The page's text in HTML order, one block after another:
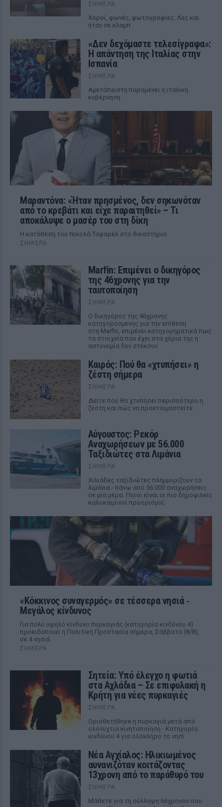
ΣΉΜΕΡΑ
Χοροί, φωνές, φωτογραφίες: Λες και
ήταν σε κλαμπ
«Δεν δεχόμαστε τελεσίγραφα»:
Η απάντηση της Ιταλίας στην
Ισπανία
ΣΉΜΕΡΑ
Αμετάπειστη παραμένει η ιταλική
κυβέρνηση
Μαραντόνα: «Ήταν πρησμένος, δεν σηκωνόταν
από το κρεβάτι και είχε παραιτηθεί» – Τι
αποκάλυψε ο μασέρ του στη δίκη
Η κατάθεση του Νικολά Ταφαρέλ στο δικαστήριο
ΣΉΜΕΡΑ
Marfin: Επιμένει ο δικηγόρος
της 46χρονης για την
ταυτοποίηση
ΣΉΜΕΡΑ
Ο δικηγόρος της 46χρονης
κατηγορούμενης για την επίθεση
στη Marfin, επιμένει κατηγορηματικά πως
τα στοιχεία που έχει στα χέρια της η
αστυνομία δεν στέκουν.
Καιρός: Πού θα «χτυπήσει» η
ζέστη σήμερα
ΣΉΜΕΡΑ
Δείτε πού θα χτυπήσει περισσότερο η
ζέστη και πώς να προετοιμαστείτε
Αύγουστος: Ρεκόρ
Αναχωρήσεων με 56.000
Ταξιδιώτες στα Λιμάνια
ΣΉΜΕΡΑ
Χιλιάδες ταξιδιώτες πλημμυρίζουν τα
λιμάνια - πάνω από 56.000 αναχωρήσεις
σε μία μέρα. Ποιοι είναι οι πιο δημοφιλείς
καλοκαιρινοί προορισμοί;
«Κόκκινος συναγερμός» σε τέσσερα νησιά ‑
Μεγάλος κίνδυνος
Για πολύ υψηλό κίνδυνο πυρκαγιάς (κατηγορία κινδύνου 4)
προειδοποιεί η Πολιτική Προστασία σήμερα, Σάββατο (8/8),
σε 4 νησιά.
ΣΉΜΕΡΑ
Σητεία: Υπό έλεγχο η φωτιά
στα Αχλάδια – Σε επιφυλακή η
Κρήτη για νέες πυρκαγιές
ΣΉΜΕΡΑ
Οριοθετήθηκε η πυρκαγιά μετά από
ολονύχτια κινητοποίηση - Κατηγορία
κινδύνου 4 για ολόκληρο το νησί
Νέα Αγχίαλος: Ηλικιωμένος
αυνανιζόταν κοιτάζοντας
13χρονη από το παράθυρό του
ΣΉΜΕΡΑ
Μάθετε για τη σύλληψη 66χρονου που